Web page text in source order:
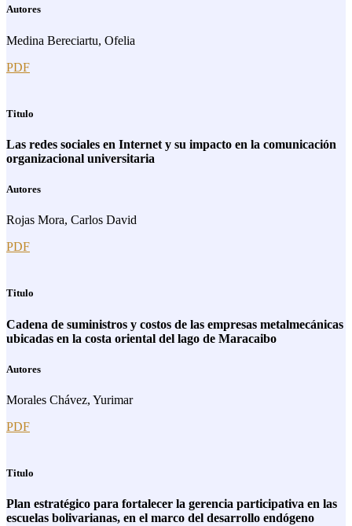
Autores
Medina Bereciartu, Ofelia
PDF
Titulo
Las redes sociales en Internet y su impacto en la comunicación
organizacional universitaria
Autores
Rojas Mora, Carlos David
PDF
Titulo
Cadena de suministros y costos de las empresas metalmecánicas
ubicadas en la costa oriental del lago de Maracaibo
Autores
Morales Chávez, Yurimar
PDF
Titulo
Plan estratégico para fortalecer la gerencia participativa en las
escuelas bolivarianas, en el marco del desarrollo endógeno